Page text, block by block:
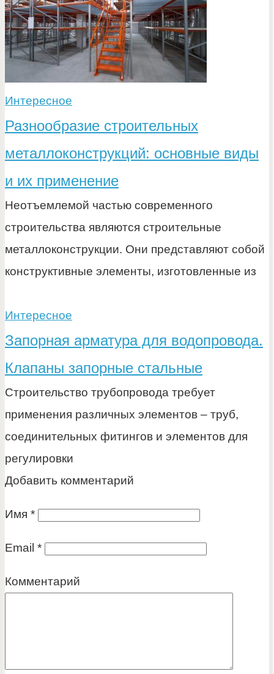
Интересное
Разнообразие строительных
металлоконструкций: основные виды
и их применение
Неотъемлемой частью современного
строительства являются строительные
металлоконструкции. Они представляют собой
конструктивные элементы, изготовленные из
Интересное
Запорная арматура для водопровода.
Клапаны запорные стальные
Строительство трубопровода требует
применения различных элементов – труб,
соединительных фитингов и элементов для
регулировки
Добавить комментарий
Имя *
Email *
Комментарий